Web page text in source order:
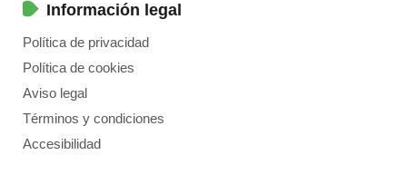
Información legal
Política de privacidad
Política de cookies
Aviso legal
Términos y condiciones
Accesibilidad